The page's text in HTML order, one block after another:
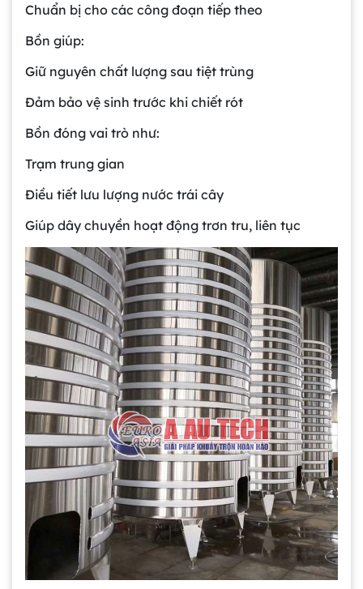
Chuẩn bị cho các công đoạn tiếp theo
Bồn giúp:
Giữ nguyên chất lượng sau tiệt trùng
Đảm bảo vệ sinh trước khi chiết rót
Bồn đóng vai trò như:
Trạm trung gian
Điều tiết lưu lượng nước trái cây
Giúp dây chuyền hoạt động trơn tru, liên tục